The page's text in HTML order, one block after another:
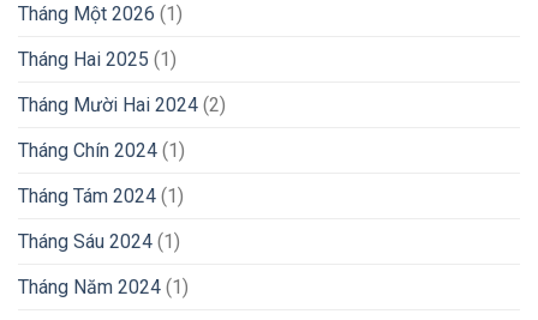
Tháng Một 2026 (1)
Tháng Hai 2025 (1)
Tháng Mười Hai 2024 (2)
Tháng Chín 2024 (1)
Tháng Tám 2024 (1)
Tháng Sáu 2024 (1)
Tháng Năm 2024 (1)